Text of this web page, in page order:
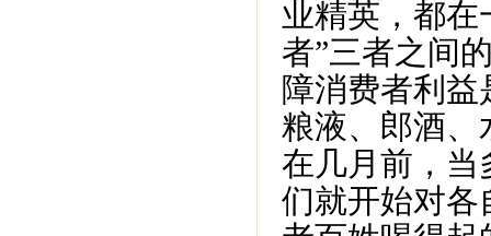
业精英，都在
者”三者之间
障消费者利益
粮液、郎酒、
在几月前，当
们就开始对各